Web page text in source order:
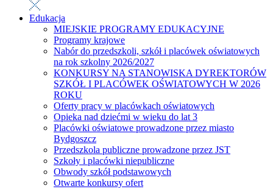
Edukacja
MIEJSKIE PROGRAMY EDUKACYJNE
Programy krajowe
Nabór do przedszkoli, szkół i placówek oświatowych
na rok szkolny 2026/2027
KONKURSY NA STANOWISKA DYREKTORÓW
SZKÓŁ I PLACÓWEK OŚWIATOWYCH W 2026
ROKU
Oferty pracy w placówkach oświatowych
Opieka nad dziećmi w wieku do lat 3
Placówki oświatowe prowadzone przez miasto
Bydgoszcz
Przedszkola publiczne prowadzone przez JST
Szkoły i placówki niepubliczne
Obwody szkół podstawowych
Otwarte konkursy ofert